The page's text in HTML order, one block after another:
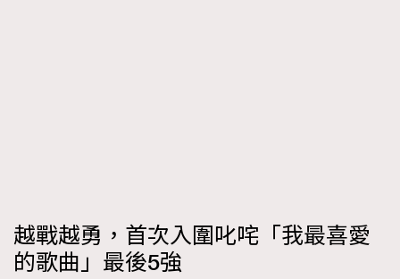
越戰越勇，首次入圍叱咤「我最喜愛
的歌曲」最後5強